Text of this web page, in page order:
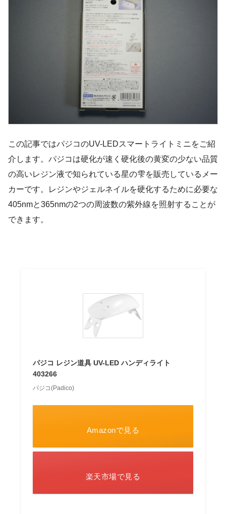
この記事ではパジコのUV-LEDスマートライトミニをご紹
介します。パジコは硬化が速く硬化後の黄変の少ない品質
の高いレジン液で知られている星の雫を販売しているメー
カーです。レジンやジェルネイルを硬化するために必要な
405nmと365nmの2つの周波数の紫外線を照射することが
できます。
パジコ レジン道具 UV-LED ハンディライト
403266
パジコ(Padico)
Amazonで見る
楽天市場で見る